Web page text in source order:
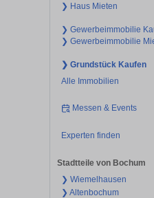
❯ Haus Mieten
❯ Gewerbeimmobilie
❯ Gewerbeimmobilie
❯ Grundstück Kaufen
Alle Immobilien
Messen & Events
Experten finden
Stadtteile von Bochum
❯ Wiemelhausen
❯ Altenbochum